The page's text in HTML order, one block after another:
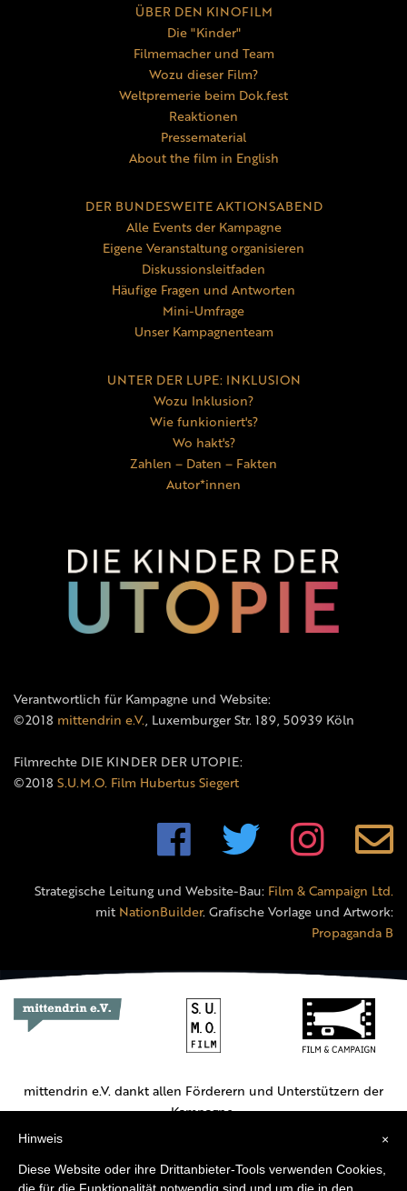
ÜBER DEN KINOFILM
Die "Kinder"
Filmemacher und Team
Wozu dieser Film?
Weltpremerie beim Dok.fest
Reaktionen
Pressematerial
About the film in English
DER BUNDESWEITE AKTIONSABEND
Alle Events der Kampagne
Eigene Veranstaltung organisieren
Diskussionsleitfaden
Häufige Fragen und Antworten
Mini-Umfrage
Unser Kampagnenteam
UNTER DER LUPE: INKLUSION
Wozu Inklusion?
Wie funkioniert's?
Wo hakt's?
Zahlen – Daten – Fakten
Autor*innen
Verantwortlich für Kampagne und Website:
©2018 mittendrin e.V., Luxemburger Str. 189, 50939 Köln
Filmrechte DIE KINDER DER UTOPIE:
©2018 S.U.M.O. Film Hubertus Siegert
Strategische Leitung und Website-Bau: Film & Campaign Ltd.
mit NationBuilder. Grafische Vorlage und Artwork:
Propaganda B
mittendrin e.V. dankt allen Förderern und Unterstützern der
Kampagne.
×
Hinweis
Diese Website oder ihre Drittanbieter-Tools verwenden Cookies,